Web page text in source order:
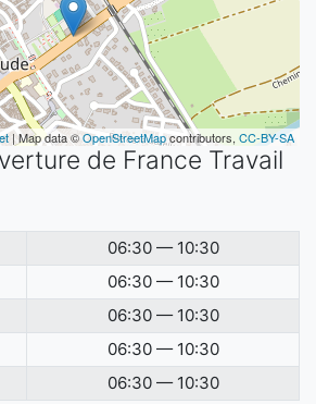
| Map data ©OpenStreetMapcontributors, CC-BY-SA
de France Travail
06:30 — 10:30
06:30 — 10:30
06:30 — 10:30
06:30 — 10:30
06:30 — 10:30